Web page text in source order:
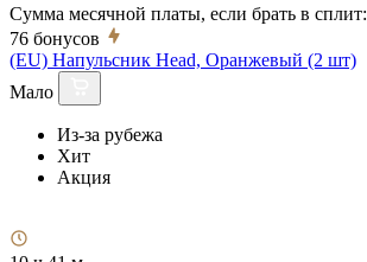
Сумма месячной платы, если брать в сплит:
76 бонусов
(EU) Напульсник Head, Оранжевый (2 шт)
Мало
Из-за рубежа
Хит
Акция